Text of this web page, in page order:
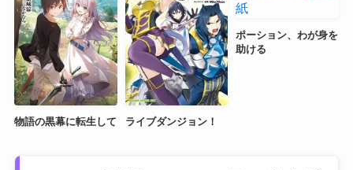
物語の黒幕に転生して ライブダンジョン！
ポーション、わが身を
助ける